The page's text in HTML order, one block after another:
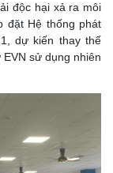
độc hại xả ra môi
đặt Hệ thống phát
dự kiến thay thế
sử dụng nhiên